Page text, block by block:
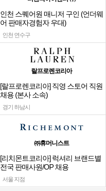
인천 스퀘어원 매니저 구인 (언더웨
어 판매자경험자 우대)
인천 연수구
랄프로렌코리아
[랄프로렌코리아] 직영 스토어 직원
채용 (본사 소속)
경기 하남시
㈜휴머니스트
[리치몬트코리아] 럭셔리 브랜드별
전국 판매사원/OP 채용
서울 지점